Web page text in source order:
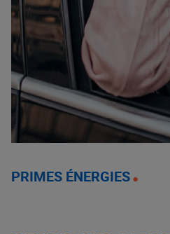
PRIMES ÉNERGIES